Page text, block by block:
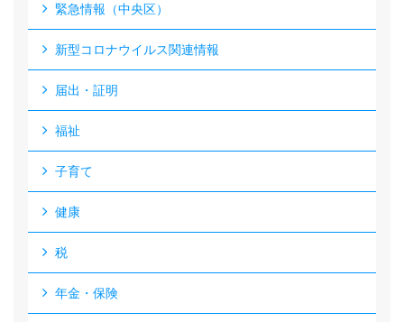
緊急情報（中央区）
新型コロナウイルス関連情報
届出・証明
福祉
子育て
健康
税
年金・保険